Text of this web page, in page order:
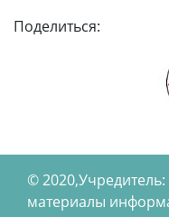
Поделиться:
©
материалы